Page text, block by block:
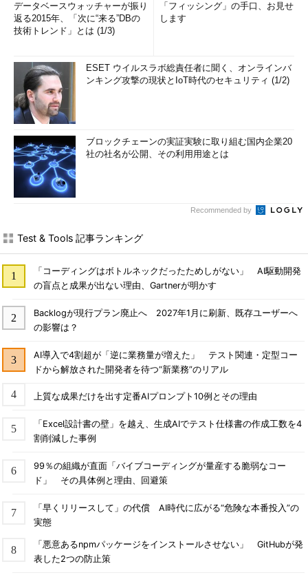
データベースウォッチャーが振り
返る2015年、「次に“来る”DBの
技術トレンド」とは (1/3)
「フィッシング」の手口、お見せ
します
ESET ウイルスラボ総責任者に聞く、オンラインバ
ンキング攻撃の現状とIoT時代のセキュリティ (1/2)
ブロックチェーンの実証実験に取り組む国内企業20
社の社名が公開、その利用用途とは
Recommended by
Test & Tools 記事ランキング
「コーディングはボトルネックだったためしがない」 AI駆動開発
の盲点と成果が出ない理由、Gartnerが明かす
Backlogが現行プラン廃止へ 2027年1月に刷新、既存ユーザーへ
の影響は？
AI導入で4割超が「逆に業務量が増えた」 テスト関連・定型コー
ドから解放された開発者を待つ“新業務”のリアル
上質な成果だけを出す定番AIプロンプト10例とその理由
「Excel設計書の壁」を越え、生成AIでテスト仕様書の作成工数を4
割削減した事例
99％の組織が直面「バイブコーディングが量産する脆弱なコー
ド」 その具体例と理由、回避策
「早くリリースして」の代償 AI時代に広がる“危険な本番投入”の
実態
「悪意あるnpmパッケージをインストールさせない」 GitHubが発
表した2つの防止策